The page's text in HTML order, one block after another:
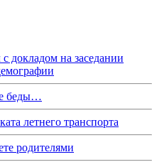
докладом на заседании
беды…
летнего транспорта
родителями